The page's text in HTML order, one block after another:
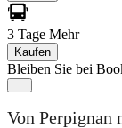
3 Tage Mehr
Kaufen
Bleiben Sie bei
Von Perpignan